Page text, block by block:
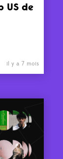
US de
il y a 7 mois